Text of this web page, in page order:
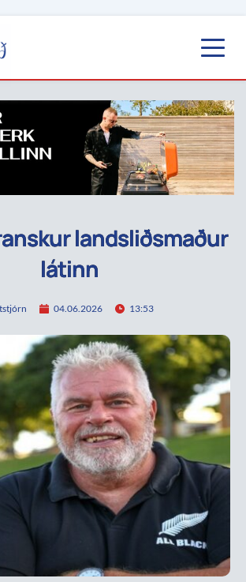
landsliðsmaður
látinn
04.06.2026 13:53